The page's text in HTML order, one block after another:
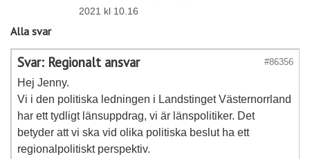
2021 kl 10.16
Alla svar
#86356
Svar: Regionalt ansvar
Hej Jenny.
Vi i den politiska ledningen i Landstinget Västernorrland
har ett tydligt länsuppdrag, vi är länspolitiker. Det
betyder att vi ska vid olika politiska beslut ha ett
regionalpolitiskt perspektiv.